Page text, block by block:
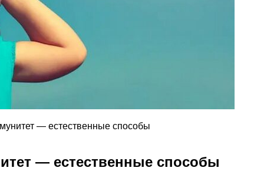
— естественные способы
— естественные способы